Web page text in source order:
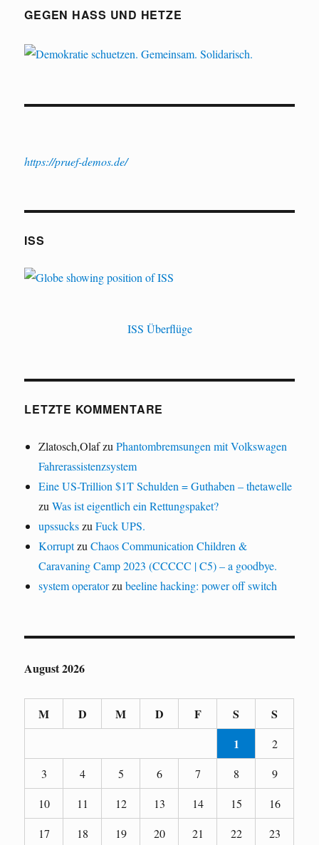
GEGEN HASS UND HETZE
https://pruef-demos.de/
ISS
ISS Überflüge
LETZTE KOMMENTARE
Zlatosch,OlafzuPhantombremsungen mit Volkswagen
Fahrerassistenzsystem
Eine US-Trillion $1T Schulden = Guthaben – thetawelle
zuWas ist eigentlich ein Rettungspaket?
upssuckszuFuck UPS.
KorruptzuChaos Communication Children &
Caravaning Camp 2023 (CCCCC | C5) – a goodbye.
system operatorzubeeline hacking: power off switch
August 2026
M D M D F S
S
1
2
3
4 5 6 7 8
9
10
11 12 13 14 15
16
17
18 19 20 21 22
23